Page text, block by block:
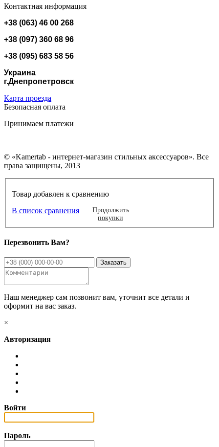
Контактная информация
+38 (063) 46 00 268
+38 (097) 360 68 96
+38 (095) 683 58 56
Украина
г.Днепропетровск
Карта проезда
Безопасная оплата
Принимаем платежи
© «Kamertab - интернет-магазин стильных аксессуаров». Все
права защищены, 2013
Товар добавлен к сравнению
В список сравнения
Продолжить
покупки
Перезвонить Вам?
Наш менеджер сам позвонит вам, уточнит все детали и
оформит на вас заказ.
×
Авторизация
Войти
Пароль